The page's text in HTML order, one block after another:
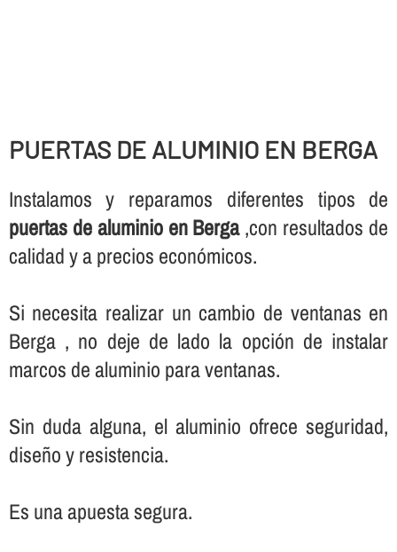
PUERTAS DE ALUMINIO EN BERGA
Instalamos y reparamos diferentes tipos de
puertas de aluminio en Berga,con resultados de
calidad y a precios económicos.
Si necesita realizar un cambio de ventanas en
Berga , no deje de lado la opción de instalar
marcos de aluminio para ventanas.
Sin duda alguna, el aluminio ofrece seguridad,
diseño y resistencia.
Es una apuesta segura.